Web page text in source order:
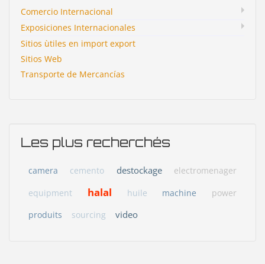
Comercio Internacional
Exposiciones Internacionales
Sitios ùtiles en import export
Sitios Web
Transporte de Mercancías
Les plus recherchés
camera cemento destockage
electromenager
equipment
halal huile machine
power
produits
sourcing video